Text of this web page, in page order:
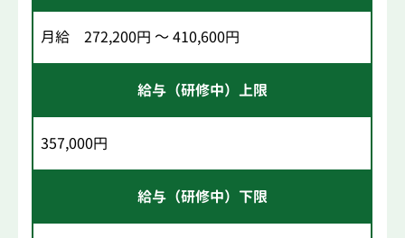
月給 272,200円 ～ 410,600円
給与（研修中）上限
357,000円
給与（研修中）下限